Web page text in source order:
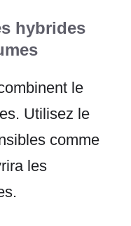
hybrides
le
Utilisez le
comme
les